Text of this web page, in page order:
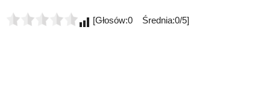
[Głosów:0 Średnia:0/5]